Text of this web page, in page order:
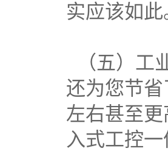
实应该如
（五）工
还为您节
左右甚至
入式工控